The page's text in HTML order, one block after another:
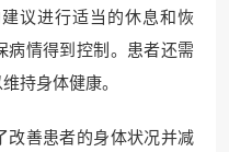
议进行适当的休息和恢
病情得到控制。患者还需
持身体健康。
改善患者的身体状况并减